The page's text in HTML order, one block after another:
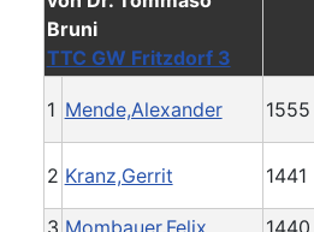
TTC GW Fritzdorf 3
1 Mende,Alexander 1555
2 Kranz,Gerrit 1441